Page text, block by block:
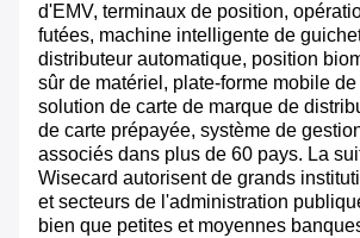
d'EMV, terminaux de position,
futées, machine intelligente de
distributeur automatique, position
sûr de matériel, plate-forme mobile
solution de carte de marque de
de carte prépayée, système de
associés dans plus de 60 pays. La
Wisecard autorisent de grands
et secteurs de l'administration
bien que petites et moyennes